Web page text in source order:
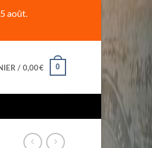
août.
/ 0,00€ 0